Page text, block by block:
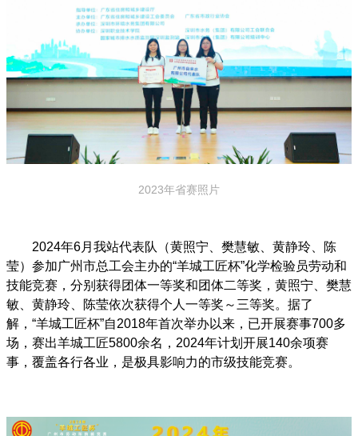
2023年省赛照片
2024年6月我站代表队（黄照宁、樊慧敏、黄静玲、陈
莹）参加广州市总工会主办的“羊城工匠杯”化学检验员劳动和
技能竞赛，分别获得团体一等奖和团体二等奖，黄照宁、樊慧
敏、黄静玲、陈莹依次获得个人一等奖～三等奖。据了
解，“羊城工匠杯”自2018年首次举办以来，已开展赛事700多
场，赛出羊城工匠5800余名，2024年计划开展140余项赛
事，覆盖各行各业，是极具影响力的市级技能竞赛。